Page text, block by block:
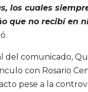
los cuales
que no recibí en
del comunicado,
con Rosario
pese a la